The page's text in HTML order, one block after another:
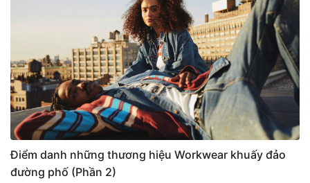
Điểm danh những thương hiệu Workwear khuấy đảo
đường phố (Phần 2)